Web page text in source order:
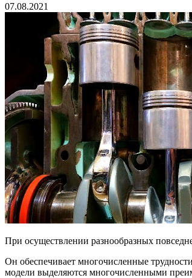
07.08.2021
При осуществлении разнообразных
Он обеспечивает многочисленные
модели выделяются многочисленными